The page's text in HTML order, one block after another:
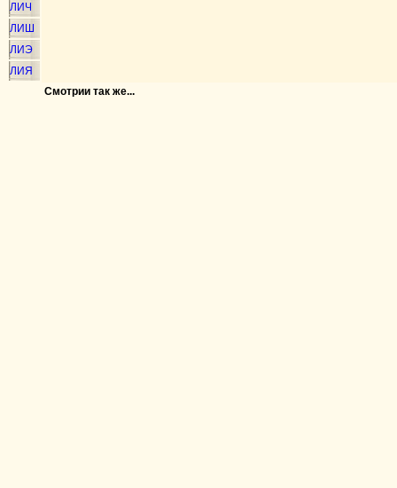
ЛИЧ
ЛИШ
ЛИЭ
ЛИЯ
Смотрии так же...